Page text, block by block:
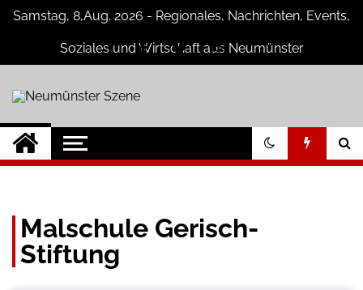
SkipSamstag, 8,Aug. 2026 - Regionales, Nachrichten, Events,
Soziales und Wirtschaft aus Neumünster
Neumünster
Szene
Neuigkeiten und Nachrichten aus
Neumünster und Umgebung
Malschule Gerisch-
Stiftung